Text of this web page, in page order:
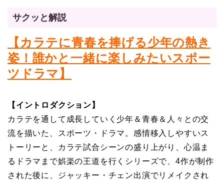
サクッと解説
【カラテに青春を捧げる少年の熱き
姿！誰かと一緒に楽しみたいスポー
ツドラマ】
【イントロダクション】
カラテを通して成長していく少年＆青春＆人々との交
流を描いた、スポーツ・ドラマ。感情移入しやすいス
トーリーと、カラテ試合シーンの盛り上がり、心温ま
るドラマまで娯楽の王道を行くシリーズで、4作が制作
された後に、ジャッキー・チェン出演でリメイクされ